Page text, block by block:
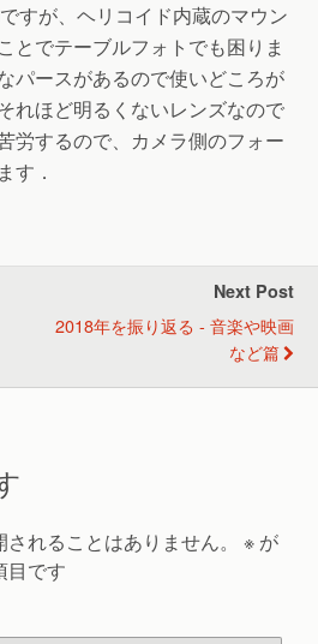
すが、ヘリコイド内蔵のマウン
とでテーブルフォトでも困りま
パースがあるので使いどころが
れほど明るくないレンズなので
労するので、カメラ側のフォー
す．
Next Post
2018年を振り返る - 音楽や映画
など篇
れることはありません。 ※ が
目です